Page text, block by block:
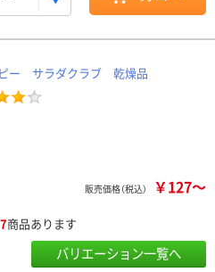
ー サラダクラブ 乾燥品
販売価格（税込） ￥127～
7商品あります
バリエーション一覧へ